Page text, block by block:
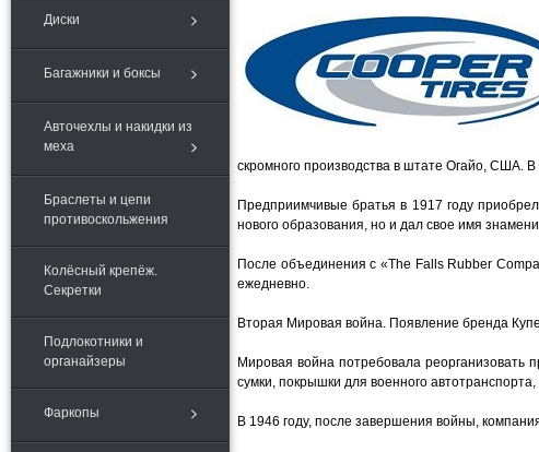
Диски
Багажники и боксы
Авточехлы и накидки из
меха
Браслеты и цепи
противоскольжения
Колёсный крепёж.
Секретки
Подлокотники и
органайзеры
Фаркопы
скромного производства в штате Огайо, США.
Предприимчивые братья в 1917 году
нового образования, но и дал свое имя
После объединения с «The Falls Rubber
ежедневно.
Вторая Мировая война. Появление бренда
Мировая война потребовала
сумки, покрышки для военного
В 1946 году, после завершения войны,